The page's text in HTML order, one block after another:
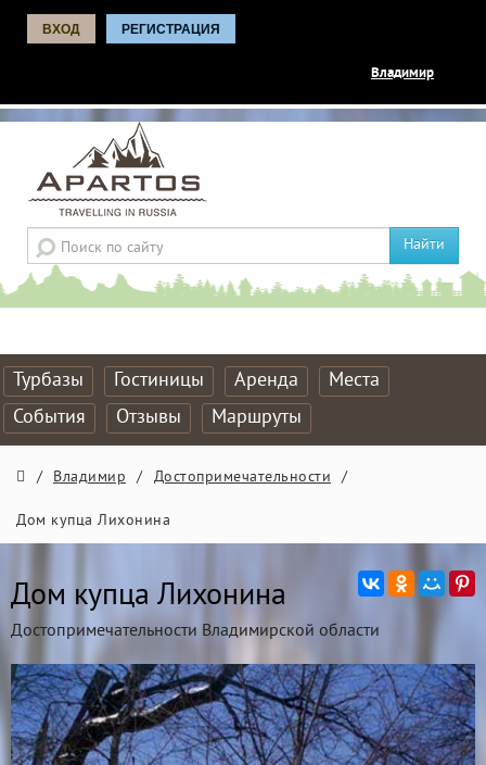
ВХОД РЕГИСТРАЦИЯ
Владимир
Найти
Турбазы Гостиницы Аренда
Места
События
Отзывы Маршруты
/ Владимир / Достопримечательности /
Дом купца Лихонина
Дом купца Лихонина
Достопримечательности Владимирской области